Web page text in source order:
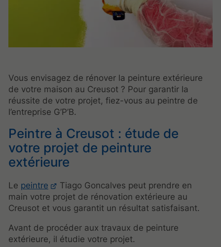
Vous envisagez de rénover la peinture extérieure
de votre maison au Creusot ? Pour garantir la
réussite de votre projet, fiez-vous au peintre de
l’entreprise G’P’B.
Peintre à Creusot : étude de
votre projet de peinture
extérieure
Le peintre
Tiago Goncalves peut prendre en
main votre projet de rénovation extérieure au
Creusot et vous garantit un résultat satisfaisant.
Avant de procéder aux travaux de peinture
extérieure, il étudie votre projet.